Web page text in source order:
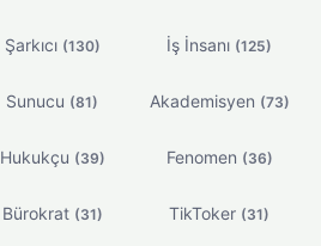
Şarkıcı (130) İş İnsanı (125)
Sunucu (81) Akademisyen (73)
Hukukçu (39) Fenomen (36)
Bürokrat (31) TikToker (31)